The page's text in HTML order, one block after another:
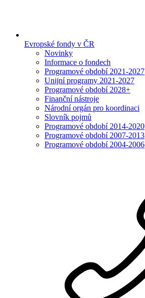
Evropské fondy v ČR
Novinky
Informace o fondech
Programové období 2021-2027
Unijní programy 2021-2027
Programové období 2028+
Finanční nástroje
Národní orgán pro koordinaci
Slovník pojmů
Programové období 2014-2020
Programové období 2007-2013
Programové období 2004-2006